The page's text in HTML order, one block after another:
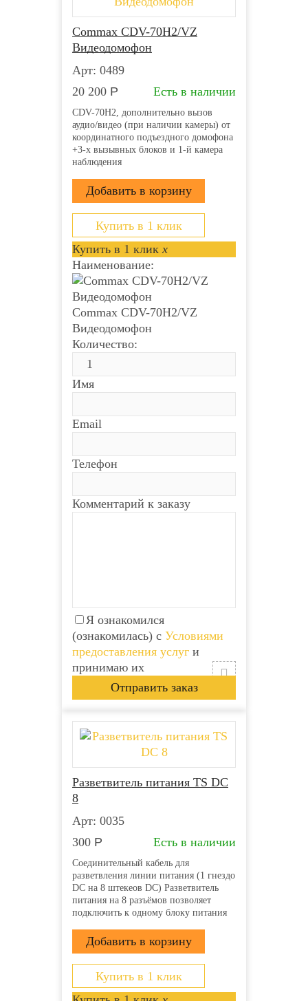
Commax CDV-70H2/VZ
Видеодомофон
Арт: 0489
20 200 Р Есть в наличии
CDV-70H2, дополнительно вызов
аудио/видео (при наличии камеры) от
координатного подъездного домофона
+3-х вызывных блоков и 1-й камера
наблюдения
Купить в 1 клик
Купить в 1 клик x
Наименование:
Commax CDV-70H2/VZ
Видеодомофон
Количество:
Имя
Email
Телефон
Комментарий к заказу
Я ознакомился
(ознакомилась) с Условиями
предоставления услуг и
принимаю их
Разветвитель питания TS DC
8
Арт: 0035
300 Р Есть в наличии
Соединительный кабель для
разветвления линии питания (1 гнездо
DC на 8 штекеов DC) Разветвитель
питания на 8 разъёмов позволяет
подключить к одному блоку питания
Вход: Гнездо питания DC типа «мама»
(внутренний контакт 2.1 мм) Выход: 8
штекеров питания DC...
Купить в 1 клик